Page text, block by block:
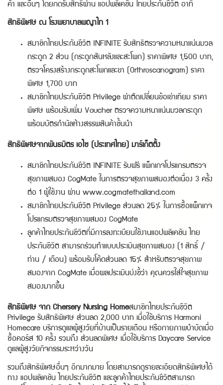
ค้า และอื่นๆ โดยกดรับสิทธิ์ผ่าน แอปพลิเคชัน ไทยประกันชีวิต อาทิ
สิทธิพิเศษ ณ โรงพยาบาลพญาไท 1
สมาชิกไทยประกันชีวิต INFINITE รับสิทธิตรวจความหนาแน่นมวล
กระดูก 2 ส่วน (กระดูกสันหลังและสะโพก) ราคาพิเศษ 1,500 บาท,
ตรวจโครงสร้างกระดูกสะโพกและขา (Orthroscanogram) ราคา
พิเศษ 1,700 บาท
สมาชิกไทยประกันชีวิต Privilege ผ่าตัดเปลี่ยนข้อเข่าเทียม ราคา
พิเศษ พร้อมรับเพิ่ม Voucher ตรวจความหนาแน่นมวลกระดูก
พร้อมบัตรกำนัลห้างสรรพสินค้าชั้นนำ
สิทธิพิเศษจากพันธมิตร เอไซ (ประเทศไทย) มาร์เก็ตติ้ง
สมาชิกไทยประกันชีวิต INFINITE รับฟรี แพ็กเกจโปรแกรมตรวจ
สุขภาพสมอง CogMate ในการตรวจสุขภาพสมองต่อเนื่อง 3 ครั้ง
ต่อ 1 ผู้ใช้งาน ผ่าน www.cogmatethailand.com
สมาชิกไทยประกันชีวิต Privilege ส่วนลด 25% ในการซื้อแพ็กเกจ
โปรแกรมตรวจสุขภาพสมอง CogMate
ลูกค้าไทยประกันชีวิตที่มีการลงทะเบียนใช้งานแอปพลิเคชัน ไทย
ประกันชีวิต สามารถร่วมทำแบบประเมินสุขภาพสมอง (1 สิทธิ์ /
ท่าน / เดือน) พร้อมรับโค้ดส่วนลด 15% สำหรับตรวจสุขภาพ
สมองจาก CogMate เมื่อผลประเมินบ่งชี้ว่า คุณควรใส่ใจสุขภาพ
สมองมากขึ้น
สิทธิพิเศษ จาก Chersery Nursing Homeสมาชิกไทยประกันชีวิต
Privilege รับสิทธิพิเศษ ส่วนลด 2,000 บาท เมื่อใช้บริการ Harmoni
Homecare บริการดูแลผู้สูงวัยที่บ้านเป็นรายเดือน หรือกายภาพบำบัดเมื่อ
ซื้อคอร์ส 10 ครั้ง รวมถึง ส่วนลดพิเศษ เมื่อใช้บริการ Daycare Service
ดูแลผู้สูงวัยกิจกรรมระหว่างวัน
รวมถึงสิทธิพิเศษอื่นๆ อีกมากมาย โดยสามารถดูรายละเอียดสิทธิพิเศษได้
ทาง แอปพลิเคชัน ไทยประกันชีวิต และลูกค้าไทยประกันชีวิตสามารถ